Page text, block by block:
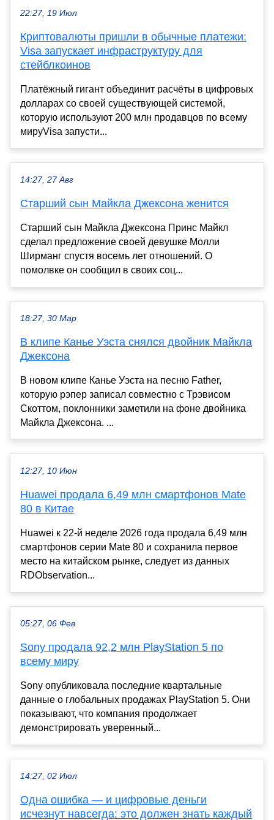
22:27, 19 Июл
Криптовалюты пришли в обычные платежи:
Visa запускает инфраструктуру для
стейблкоинов
Платёжный гигант объединит расчёты в цифровых
долларах со своей существующей системой,
которую используют 200 млн продавцов по всему
мируVisa запусти...
14:27, 27 Авг
Старший сын Майкла Джексона женится
Старший сын Майкла Джексона Принс Майкл
сделал предложение своей девушке Молли
Ширманг спустя восемь лет отношений. О
помолвке он сообщил в своих соц...
18:27, 30 Мар
В клипе Канье Уэста снялся двойник Майкла
Джексона
В новом клипе Канье Уэста на песню Father,
которую рэпер записал совместно с Трэвисом
Скоттом, поклонники заметили на фоне двойника
Майкла Джексона. ...
12:27, 10 Июн
Huawei продала 6,49 млн смартфонов Mate
80 в Китае
Huawei к 22-й неделе 2026 года продала 6,49 млн
смартфонов серии Mate 80 и сохранила первое
место на китайском рынке, следует из данных
RDObservation...
05:27, 06 Фев
Sony продала 92,2 млн PlayStation 5 по
всему миру
Sony опубликовала последние квартальные
данные о глобальных продажах PlayStation 5. Они
показывают, что компания продолжает
демонстрировать уверенный...
14:27, 02 Июл
Одна ошибка — и цифровые деньги
исчезнут навсегда: это должен знать каждый